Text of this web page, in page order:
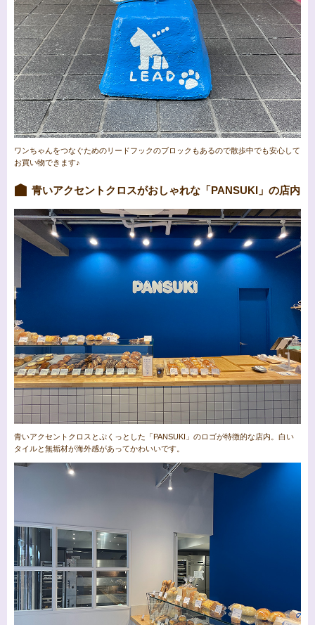
ワンちゃんをつなぐためのリードフックのブロックもあるので散歩中でも安心して
お買い物できます♪
青いアクセントクロスがおしゃれな「PANSUKI」の店内
青いアクセントクロスとぷくっとした「PANSUKI」のロゴが特徴的な店内。白い
タイルと無垢材が海外感があってかわいいです。